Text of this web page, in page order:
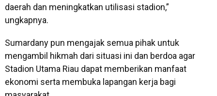
daerah dan meningkatkan utilisasi stadion,”
ungkapnya.
Sumardany pun mengajak semua pihak untuk
mengambil hikmah dari situasi ini dan berdoa agar
Stadion Utama Riau dapat memberikan manfaat
ekonomi serta membuka lapangan kerja bagi